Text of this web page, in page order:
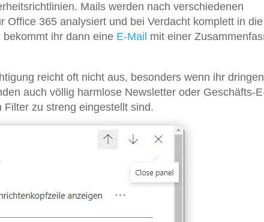
Mails werden nach verschiedenen
Office 365 analysiert und bei Verdacht komplett in die
ihr dann eine E-Mail mit einer
reicht oft nicht aus, besonders wenn ihr
auch völlig harmlose Newsletter oder Geschäfts-
zu streng eingestellt sind.